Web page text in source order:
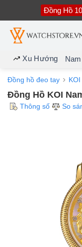
nội
dung
Đồng Hồ
Xu Hướng Nam
Đồng hồ đeo tay KOI
Đồng Hồ KOI
Thông số So